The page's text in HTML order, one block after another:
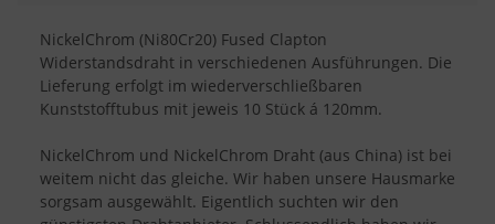
NickelChrom (Ni80Cr20) Fused Clapton
Widerstandsdraht in verschiedenen Ausführungen. Die
Lieferung erfolgt im wiederverschließbaren
Kunststofftubus mit jeweis 10 Stück á 120mm.
NickelChrom und NickelChrom Draht (aus China) ist bei
weitem nicht das gleiche. Wir haben unsere Hausmarke
sorgsam ausgewählt. Eigentlich suchten wir den